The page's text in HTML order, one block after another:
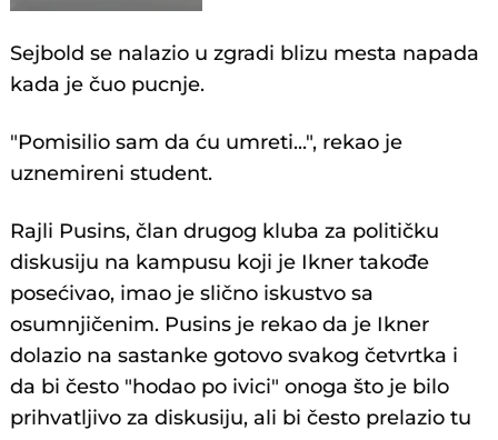
Sejbold se nalazio u zgradi blizu mesta napada
kada je čuo pucnje.
"Pomisilio sam da ću umreti...", rekao je
uznemireni student.
Rajli Pusins, član drugog kluba za političku
diskusiju na kampusu koji je Ikner takođe
posećivao, imao je slično iskustvo sa
osumnjičenim. Pusins je rekao da je Ikner
dolazio na sastanke gotovo svakog četvrtka i
da bi često "hodao po ivici" onoga što je bilo
prihvatljivo za diskusiju, ali bi često prelazio tu